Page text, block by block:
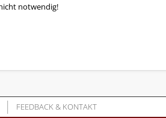
notwendig!
FEEDBACK & KONTAKT